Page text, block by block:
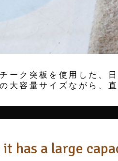
チーク突板を使用した、
大容量サイズながら、
has a large